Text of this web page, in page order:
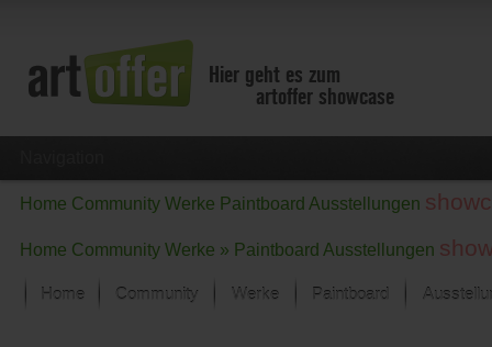
Hier geht es zum
artoffer showcase
Home Community Werke Paintboard Ausstellungen
Home Community Werke » Paintboard Ausstellungen
Home Community Werke Paintboard